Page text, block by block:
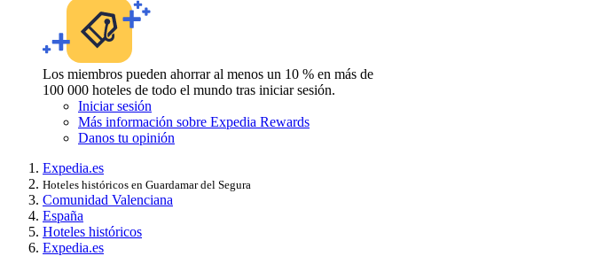
Los miembros pueden ahorrar al menos un 10 % en más de
100 000 hoteles de todo el mundo tras iniciar sesión.
Iniciar sesión
Más información sobre Expedia Rewards
Danos tu opinión
Expedia.es
Hoteles históricos en Guardamar del Segura
Comunidad Valenciana
España
Hoteles históricos
Expedia.es